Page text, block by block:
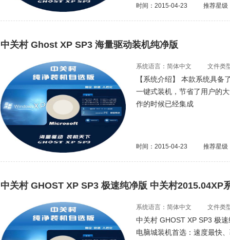
时间：2015-04-23 推荐星级
中关村 Ghost XP SP3 海量驱动装机纯净版
系统语言：简体中文 文件类
【系统介绍】 本款系统具
一键式装机，节省了用户的
作的时候已经集成
时间：2015-04-23 推荐星级
中关村 GHOST XP SP3 极速纯净版 中关村2015.04XP
系统语言：简体中文 文件类
中关村 GHOST XP SP3 极
电脑城装机首选：速度最快